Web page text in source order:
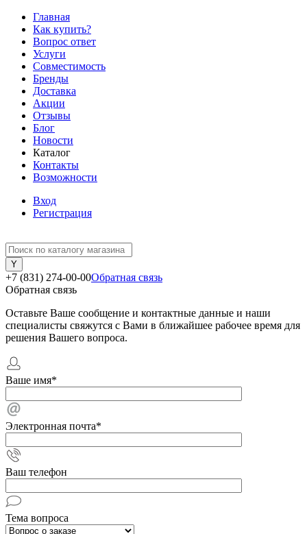
Главная
Как купить?
Вопрос ответ
Услуги
Совместимость
Бренды
Доставка
Акции
Отзывы
Блог
Новости
Каталог
Контакты
Возможности
Вход
Регистрация
+7 (831) 274-00-00Обратная связь
Обратная связь
Оставьте Ваше сообщение и контактные данные и наши
специалисты свяжутся с Вами в ближайшее рабочее время для
решения Вашего вопроса.
Ваше имя*
Электронная почта*
Ваш телефон
Тема вопроса